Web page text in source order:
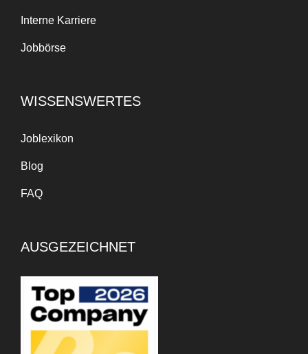
Interne Karriere
Jobbörse
WISSENSWERTES
Joblexikon
Blog
FAQ
AUSGEZEICHNET